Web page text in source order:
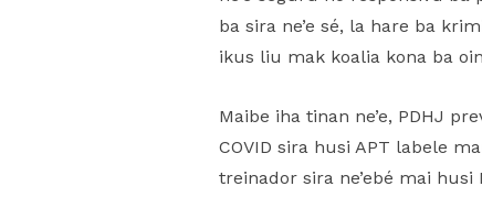
ba sira ne’e sé, la hare ba
ikus liu mak koalia kona ba
Maibe iha tinan ne’e, PDHJ
COVID sira husi APT labele
treinador sira ne’ebé mai